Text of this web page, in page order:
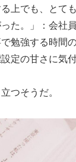
上でも、とて
た。」：会社
勉強する時間
定の甘さに気
つそうだ。